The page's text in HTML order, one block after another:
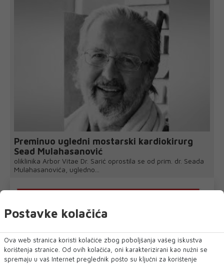
Preminuo ugledni mostarski kardiokirurg
Sead Mulahasanović
oliklinika Arbor Vitae Dr. Sarić oprostila se od prim. dr. Seada
Mulahasanovića, ugledno...
Postavke kolačića
Ova web stranica koristi kolačiće zbog poboljšanja vašeg iskustva
korištenja stranice. Od ovih kolačića, oni karakterizirani kao nužni se
spremaju u vaš Internet preglednik pošto su ključni za korištenje